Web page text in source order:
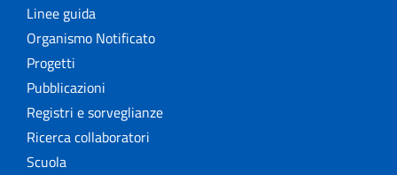
Linee guida
Organismo Notificato
Progetti
Pubblicazioni
Registri e sorveglianze
Ricerca collaboratori
Scuola